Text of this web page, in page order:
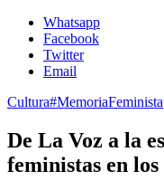
Whatsapp
Facebook
Twitter
Email
Cultura#MemoriaFeminista
De La Voz a la
feministas en los